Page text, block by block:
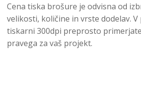
Cena tiska brošure je odvisna od
velikosti, količine in vrste dodelav.
tiskarni 300dpi preprosto
pravega za vaš projekt.